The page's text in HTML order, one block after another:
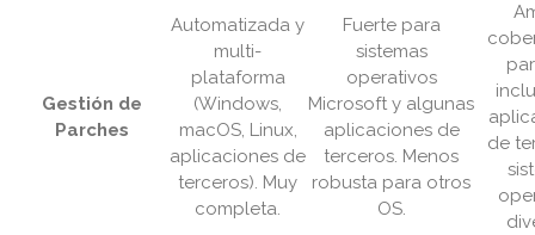
Gestión de
Parches
Automatizada y
multi-
plataforma
(Windows,
macOS, Linux,
aplicaciones de
terceros). Muy
completa.
Fuerte para
sistemas
operativos
Microsoft y algunas
aplicaciones de
terceros. Menos
robusta para otros
OS.
de